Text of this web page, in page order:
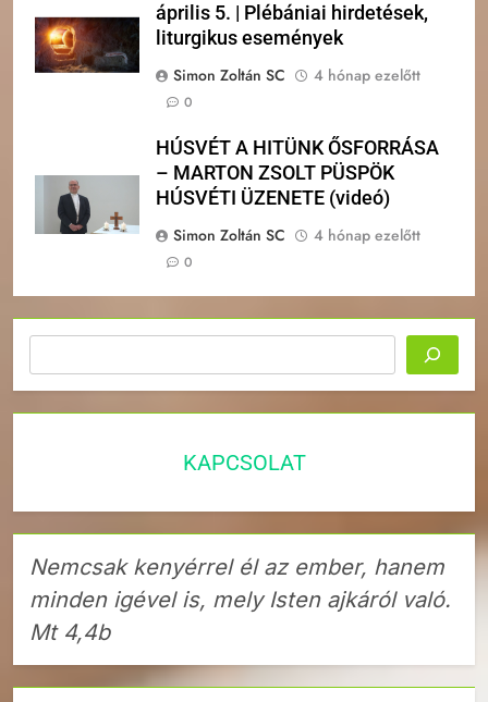
április 5. | Plébániai hirdetések,
liturgikus események
Simon Zoltán SC
4 hónap ezelőtt
0
HÚSVÉT A HITÜNK ŐSFORRÁSA
– MARTON ZSOLT PÜSPÖK
HÚSVÉTI ÜZENETE (videó)
Simon Zoltán SC
4 hónap ezelőtt
0
KAPCSOLAT
Nemcsak kenyérrel él az ember, hanem
minden igével is, mely Isten ajkáról való.
Mt 4,4b